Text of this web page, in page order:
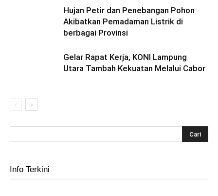
Hujan Petir dan Penebangan Pohon
Akibatkan Pemadaman Listrik di
berbagai Provinsi
Gelar Rapat Kerja, KONI Lampung
Utara Tambah Kekuatan Melalui Cabor
Info Terkini